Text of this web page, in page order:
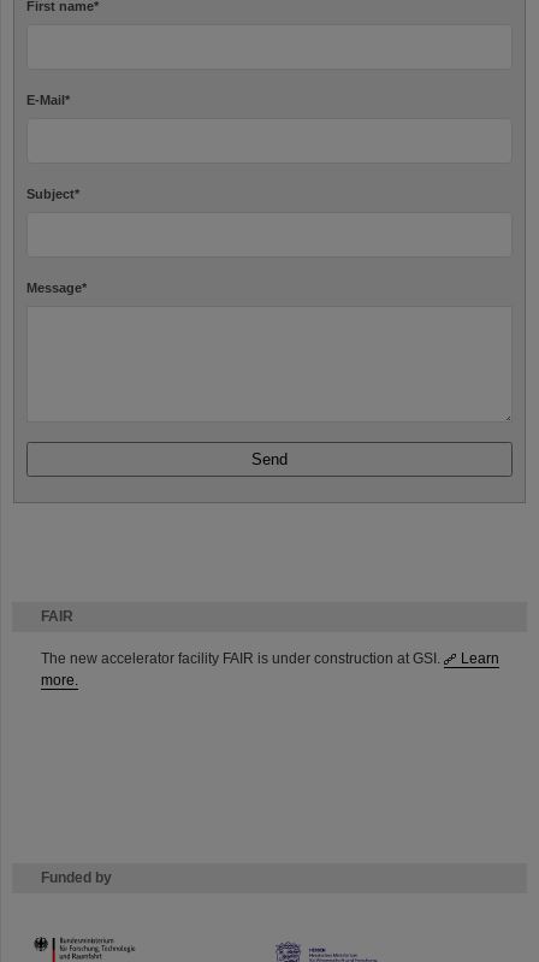
FAIR
The new accelerator facility FAIR is under construction at GSI.
Learn
more.
Funded by
HMWK
First name*
E-Mail*
Subject*
Message*